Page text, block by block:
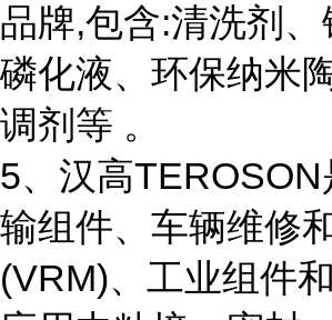
品牌,包含:清洗剂、
磷化液、环保纳米
调剂等 。
5、汉高TEROSON
输组件、车辆维修
(VRM)、工业组件